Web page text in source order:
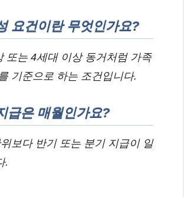
요건이란 무엇인가요?
또는 4세대 이상 동거처럼 가족
기준으로 하는 조건입니다.
급은 매월인가요?
보다 반기 또는 분기 지급이 일
.